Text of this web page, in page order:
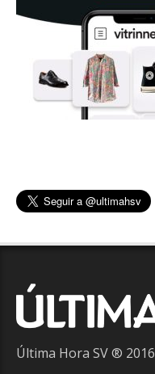
Última Hora SV ® 2016